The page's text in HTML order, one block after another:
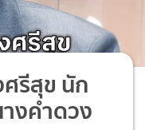
ศรีสุข นัก
งคำดวง